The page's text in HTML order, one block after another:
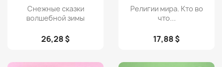
Просмотр
Снежные сказки
волшебной зимы
26,28 $
Просмотр
Религии мира. Кто во
что...
17,88 $